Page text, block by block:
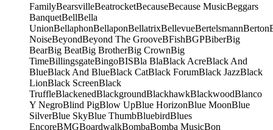
FamilyBearsvilleBeatrocketBecauseBecause MusicBeggars
BanquetBellBella
UnionBellaphonBellaponBellatrixBellevueBertelsmannBerton
NoiseBeyondBeyond The GrooveBFishBGPBiberBig
BearBig BeatBig BrotherBig CrownBig
TimeBillingsgateBingoBISBla BlaBlack AcreBlack And
BlueBlack And BlueBlack CatBlack ForumBlack JazzBlack
LionBlack ScreenBlack
TruffleBlackenedBlackgroundBlackhawkBlackwoodBlanco
Y NegroBlind PigBlow UpBlue HorizonBlue MoonBlue
SilverBlue SkyBlue ThumbBluebirdBlues
EncoreBMGBoardwalkBombaBomba MusicBon